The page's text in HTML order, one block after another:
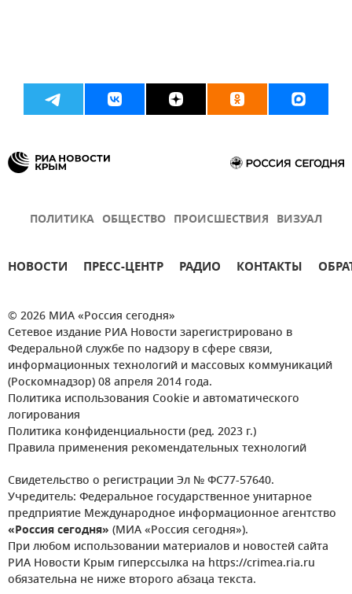
ПОЛИТИКА ОБЩЕСТВО ПРОИСШЕСТВИЯ ВИЗУАЛ
НОВОСТИ ПРЕСС-ЦЕНТР РАДИО КОНТАКТЫ
© 2026 МИА «Россия сегодня»
Сетевое издание РИА Новости зарегистрировано в
Федеральной службе по надзору в сфере связи,
информационных технологий и массовых коммуникаций
(Роскомнадзор) 08 апреля 2014 года.
Политика использования Cookie и автоматического
логирования
Политика конфиденциальности (ред. 2023 г.)
Правила применения рекомендательных технологий
Свидетельство о регистрации Эл № ФС77-57640.
Учредитель: Федеральное государственное унитарное
предприятие Международное информационное агентство
«Россия сегодня» (МИА «Россия сегодня»).
При любом использовании материалов и новостей сайта
РИА Новости Крым гиперссылка на https://crimea.ria.ru
обязательна не ниже второго абзаца текста.